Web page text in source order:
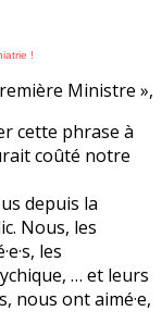
!
Ministre »,
cette phrase à
coûté notre
depuis la
Nous, les
les
… et leurs
nous ont aimé·e,